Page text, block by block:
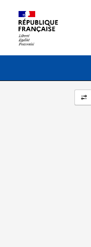
Menu principal